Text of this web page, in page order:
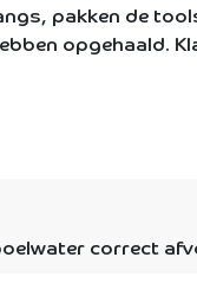
pakken de
opgehaald.
correct